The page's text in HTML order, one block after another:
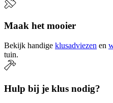
Maak het mooier
Bekijk handige klusadviezen en
tuin.
Hulp bij je klus nodig?